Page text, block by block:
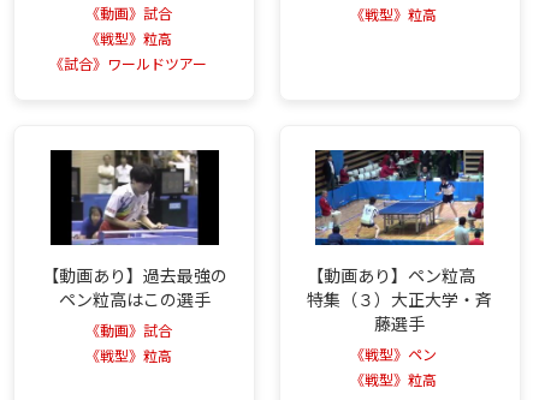
《動画》試合
《戦型》粒高
《試合》ワールドツアー
《戦型》粒高
【動画あり】過去最強の
ペン粒高はこの選手
《動画》試合
《戦型》粒高
【動画あり】ペン粒高
特集（３）大正大学・斉
藤選手
《戦型》ペン
《戦型》粒高